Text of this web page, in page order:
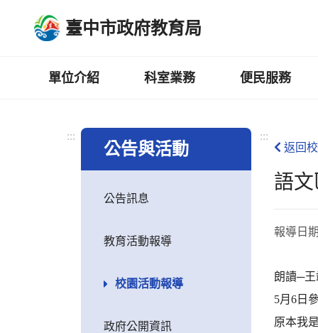
臺中市政府教育局
單位介紹 科室業務 便民服務
:::
公告與活動
公告訊息
教育活動報導
校園活動報導
政府公開資訊
:::
返回
語
報導日
朗讀─
5月6日
原本我